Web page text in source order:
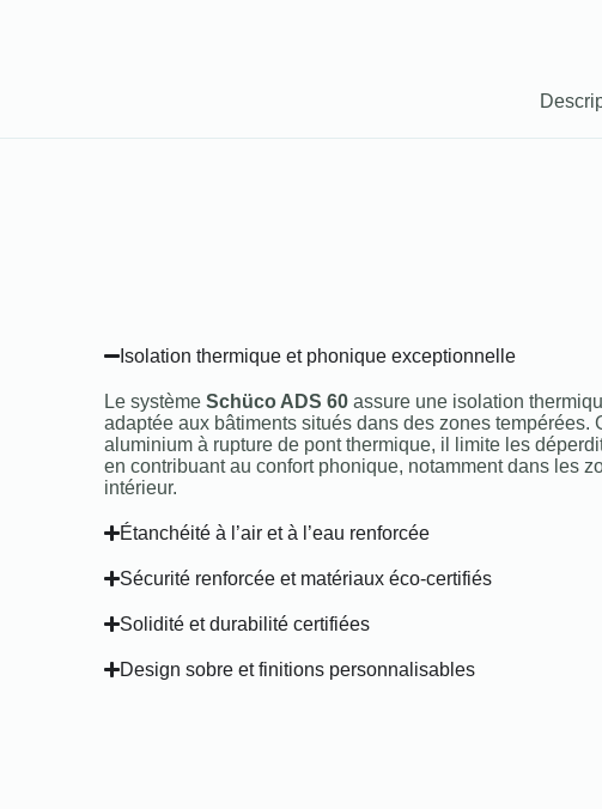
Isolation thermique et phonique exceptionnelle
Le systèmeSchüco ADS 60 assure une isolation
adaptée aux bâtiments situés dans des zones tempérées.
aluminium à rupture de pont thermique, il limite les
en contribuant au confort phonique, notamment dans les
intérieur.
Étanchéité à l’air et à l’eau renforcée
Sécurité renforcée et matériaux éco-certifiés
Solidité et durabilité certifiées
Design sobre et finitions personnalisables